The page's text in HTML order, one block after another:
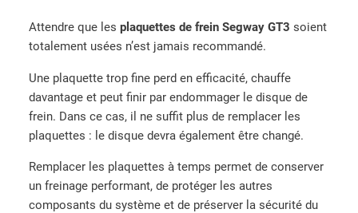
Attendre que les plaquettes de frein Segway GT3 soient
totalement usées n’est jamais recommandé.
Une plaquette trop fine perd en efficacité, chauffe
davantage et peut finir par endommager le disque de
frein. Dans ce cas, il ne suffit plus de remplacer les
plaquettes : le disque devra également être changé.
Remplacer les plaquettes à temps permet de conserver
un freinage performant, de protéger les autres
composants du système et de préserver la sécurité du